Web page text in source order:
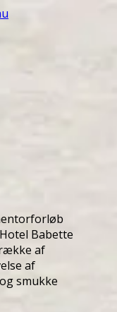
Babette
af
af
smukke